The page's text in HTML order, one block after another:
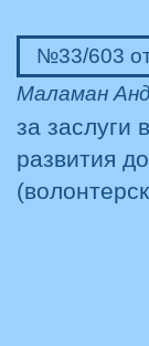
№33/603
Маламан
за заслуги
развития